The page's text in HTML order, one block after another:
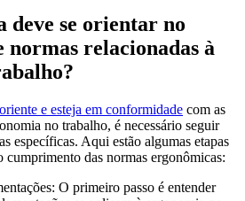
deve se orientar no
relacionadas à
e esteja em conformidade com as
no trabalho, é necessário seguir
específicas. Aqui estão algumas etapas
cumprimento das normas ergonômicas:
O primeiro passo é entender